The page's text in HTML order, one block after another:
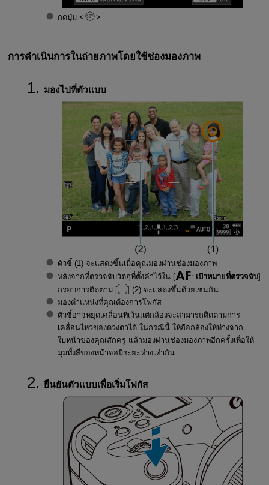
กดปุ่ม
การดำเนินการในถ่ายภาพโดยใช้ช่องมองภาพ
มองไปที่ตัวแบบ
ตัวชี้ (1) จะแสดงขึ้นเมื่อคุณมองผ่านช่องมองภาพ
หลังจากที่ตรวจจับวัตถุที่ตั้งค่าไว้ใน [
: เป้าหมายที่ตรวจจับ]
กรอบการติดตาม [
] (2) จะแสดงขึ้นด้วยเช่นกัน
มองตำแหน่งที่คุณต้องการโฟกัส
ตัวชี้อาจหยุดเคลื่อนที่เว้นแต่กล้องจะสามารถติดตามการ
เคลื่อนไหวของดวงตาได้ ในกรณีนี้ ให้ถือกล้องให้ห่างจาก
ใบหน้าของคุณสักครู่ แล้วมองผ่านช่องมองภาพอีกครั้งเพื่อให้
มุมทั้งสี่ของหน้าจอมีระยะห่างเท่ากัน
ยืนยันตัวแบบเพื่อเริ่มโฟกัส